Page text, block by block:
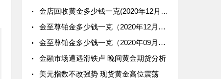
金店回收黄金多少钱一克(2020年12月16日)
金至尊铂金多少钱一克（2020年12月01日）参考价格
金至尊铂金多少钱一克（2020年09月24日）参考价格
金融市场遭遇滑铁卢 晚间黄金期货分析
美元指数不改强势 现货黄金高位震荡